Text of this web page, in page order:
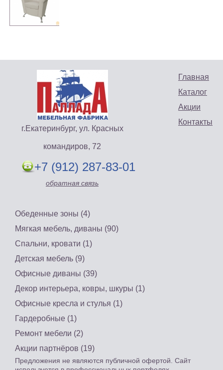
Главная
Каталог
Акции
Контакты
г.Екатеринбург, ул. Красных
командиров, 72
+7 (912) 287-83-01
обратная связь
Обеденные зоны (4)
Мягкая мебель, диваны (90)
Спальни, кровати (1)
Детская мебель (9)
Офисные диваны (39)
Декор интерьера, ковры, шкуры (1)
Офисные кресла и стулья (1)
Гардеробные (1)
Ремонт мебели (2)
Акции партнёров (19)
Предложения не являются публичной офертой. Сайт